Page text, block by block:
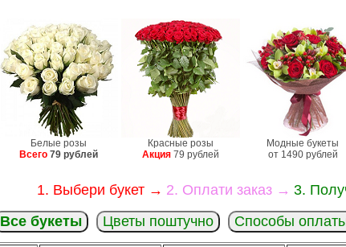
Белые розы
Всего 79 рублей
Красные розы
Акция 79 рублей
Модные букеты
от 1490 рублей
1. Выбери букет → 2. Оплати заказ → 3.
Все букеты Цветы поштучно Способы